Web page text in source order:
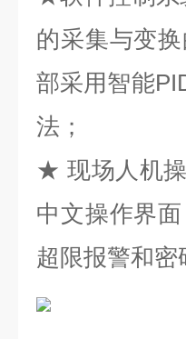
的采集与变
部采用智能
法；
★ 现场人机
中文操作界
超限报警和密